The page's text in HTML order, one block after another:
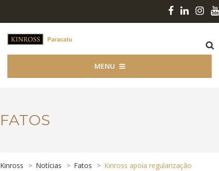
MENU
FATOS
Kinross > Notícias > Fatos > Kinross apoia regularização